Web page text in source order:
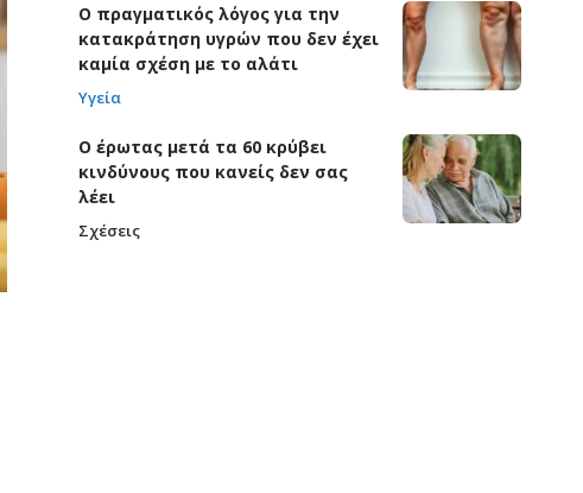
Ο πραγματικός λόγος για την
κατακράτηση υγρών που δεν έχει
καμία σχέση με το αλάτι
Υγεία
Ο έρωτας μετά τα 60 κρύβει
κινδύνους που κανείς δεν σας
λέει
Σχέσεις